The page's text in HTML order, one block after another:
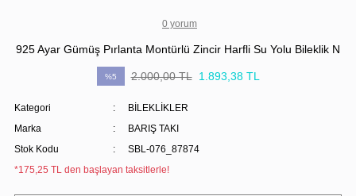
0 yorum
925 Ayar Gümüş Pırlanta Montürlü Zincir Harfli Su Yolu Bileklik N
%5 2.000,00 TL 1.893,38 TL
Kategori
BİLEKLİKLER
Marka
BARIŞ TAKI
Stok Kodu
SBL-076_87874
*175,25 TL den başlayan taksitlerle!